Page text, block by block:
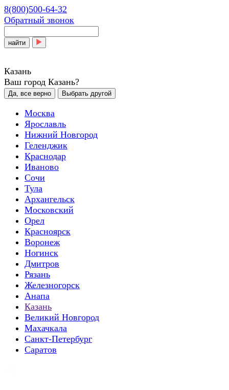
8(800)500-64-32
Обратный звонок
найти
Казань
Ваш город Казань?
Да, все верно Выбрать другой
Москва
Ярославль
Нижний Новгород
Геленджик
Краснодар
Иваново
Сочи
Тула
Архангельск
Московский
Орел
Красноярск
Воронеж
Ногинск
Дмитров
Рязань
Железногорск
Анапа
Казань
Великий Новгород
Махачкала
Санкт-Петербург
Саратов